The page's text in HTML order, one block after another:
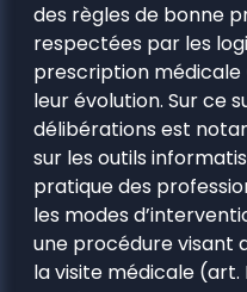
des règles de bonne
respectées par les
prescription médicale
leur évolution. Sur ce
délibérations est
sur les outils
pratique des
les modes
une procédure visant
la visite médicale (art.